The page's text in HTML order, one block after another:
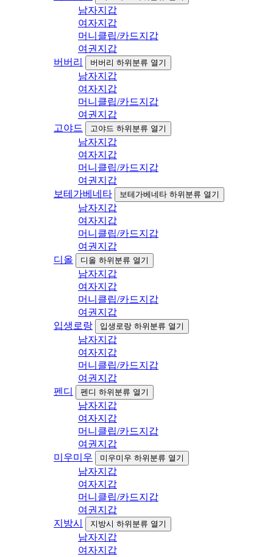
남자지갑
여자지갑
머니클립/카드지갑
여권지갑
버버리
버버리 하위분류 열기
남자지갑
여자지갑
머니클립/카드지갑
여권지갑
고야드
고야드 하위분류 열기
남자지갑
여자지갑
머니클립/카드지갑
여권지갑
보테가베네타
보테가베네타 하위분류 열기
남자지갑
여자지갑
머니클립/카드지갑
여권지갑
디올
디올 하위분류 열기
남자지갑
여자지갑
머니클립/카드지갑
여권지갑
입생로랑
입생로랑 하위분류 열기
남자지갑
여자지갑
머니클립/카드지갑
여권지갑
펜디
펜디 하위분류 열기
남자지갑
여자지갑
머니클립/카드지갑
여권지갑
미우미우
미우미우 하위분류 열기
남자지갑
여자지갑
머니클립/카드지갑
여권지갑
지방시
지방시 하위분류 열기
남자지갑
여자지갑